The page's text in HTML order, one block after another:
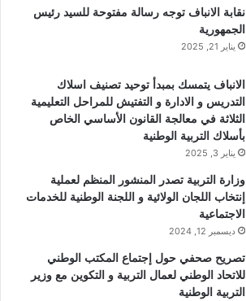
نقابة الانباف توجه رسالة مفتوحة للسيد رئيس
الجمهورية
يناير 21, 2025
الانباف يتمسك بمبدأ توحيد تصنيف اسلاك
التدريس و الادارة و التفتيش للمراحل التعليمية
الثلاثة في معالجة القانون الأساسي الخاص
بأسلاك التربية الوطنية
يناير 3, 2025
وزارة التربية تصدر المنشور المنظم لعملية
إنتخاب اللجان الولائية و اللجنة الوطنية للخدمات
الاجتماعية
ديسمبر 12, 2024
تصريح صحفي حول إجتماع المكتب الوطني
للاتحاد الوطني لعمال التربية و التكوين مع وزير
التربية الوطنية